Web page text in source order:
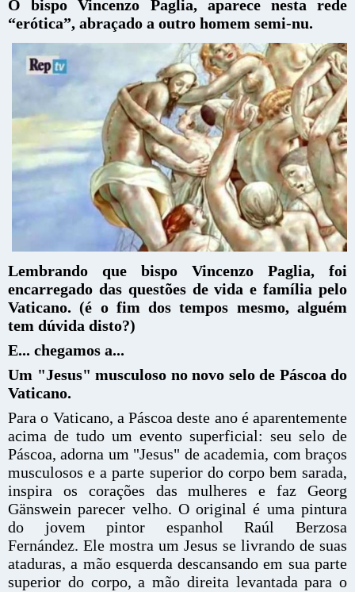
O bispo Vincenzo Paglia, aparece nesta rede
“erótica”, abraçado a outro homem semi-nu.
Lembrando que bispo Vincenzo Paglia, foi
encarregado das questões de vida e família pelo
Vaticano. (é o fim dos tempos mesmo, alguém
tem dúvida disto?)
E... chegamos a...
Um "Jesus" musculoso no novo selo de Páscoa do
Vaticano.
Para o Vaticano, a Páscoa deste ano é aparentemente
acima de tudo um evento superficial: seu selo de
Páscoa, adorna um "Jesus" de academia, com braços
musculosos e a parte superior do corpo bem sarada,
inspira os corações das mulheres e faz Georg
Gänswein parecer velho. O original é uma pintura
do jovem pintor espanhol Raúl Berzosa
Fernández. Ele mostra um Jesus se livrando de suas
ataduras, a mão esquerda descansando em sua parte
superior do corpo, a mão direita levantada para o